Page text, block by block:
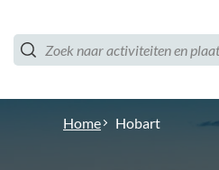
Home Hobart